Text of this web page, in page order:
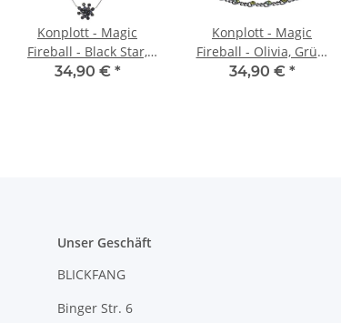
Konplott - Magic
Fireball - Black Star,
Schwarz, Antiksilber,
34,90 € *
Konplott - Magic
Fireball - Olivia, Grün,
Antiksilber, Armband
34,90 € *
Unser Geschäft
BLICKFANG
Binger Str. 6